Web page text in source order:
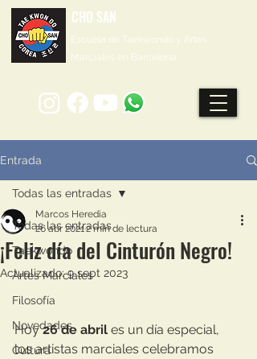
CHO SAN
Escuela de Taekwondo y Artes
Marciales en Barcelona
Entrada
Todas las entradas
Taekwondo
Artes Marciales
Filosofía
Novedades
Cultura
Todas las entradas
¡Feliz día del Cinturón Negro!
Marcos Heredia
26 abr 20212 min de lectura
Actualizado:9 sept 2023
Hoy 26 de abril es un día especial,
los artistas marciales celebramos